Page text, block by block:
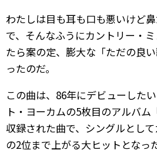
わたしは目も耳も口も悪いけど
で、そんなふうにカントリー・
たら案の定、膨大な「ただの良
ったのだ。
この曲は、86年にデビューした
ト・ヨーカムの5枚目のアルバム
収録された曲で、シングルとし
の2位まで上がる大ヒットとなっ